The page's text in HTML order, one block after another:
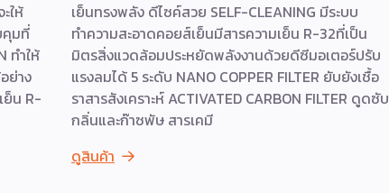
ให้
คุมที่
ทำให้
ย่าง
ย็น R-
เย็นทรงพลัง ดีไซค์สวย SELF-CLEANING มีระบบ
ทำความสะอาดคอยส์เย็นมีสารความเย็น R-32ที่เป็น
มิตรสิ่งแวดล้อมประหยัดพลังงานด้วยดีซีมอเตอร์ปรับ
แรงลมได้ 5 ระดับ NANO COPPER FILTER ยับยังเชื้อ
ราสารสังเคราะห์ ACTIVATED CARBON FILTER ดูดซับ
กลิ่นและก๊าซพัษ สารเคมี
ดูสินค้า